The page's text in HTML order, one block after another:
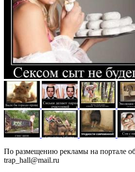
По размещению рекламы на портале
trap_hall@mail.ru